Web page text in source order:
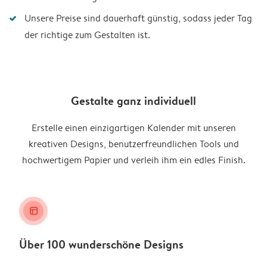
Unsere Preise sind dauerhaft günstig, sodass jeder Tag
der richtige zum Gestalten ist.
Gestalte ganz individuell
Erstelle einen einzigartigen Kalender mit unseren
kreativen Designs, benutzerfreundlichen Tools und
hochwertigem Papier und verleih ihm ein edles Finish.
layout_alt
Über 100 wunderschöne Designs